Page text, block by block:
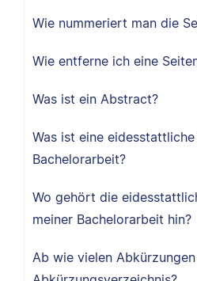
Wie nummeriert man die
Wie entferne ich eine
Was ist ein Abstract?
Was ist eine
Bachelorarbeit?
Wo gehört die
meiner Bachelorarbeit hin?
Ab wie vielen